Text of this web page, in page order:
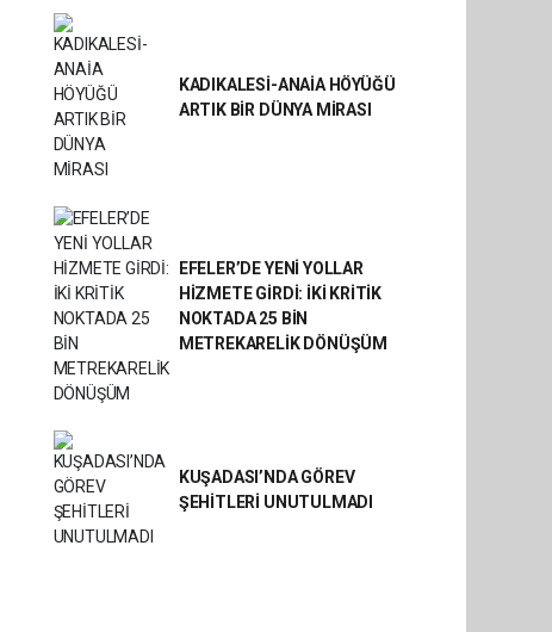
KADIKALESİ-ANAİA HÖYÜĞÜ
ARTIK BİR DÜNYA MİRASI
EFELER’DE YENİ YOLLAR
HİZMETE GİRDİ: İKİ KRİTİK
NOKTADA 25 BİN
METREKARELİK DÖNÜŞÜM
KUŞADASI’NDA GÖREV
ŞEHİTLERİ UNUTULMADI